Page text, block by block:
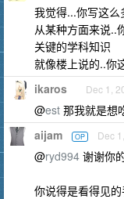
我觉得...你写这
从某种方面来说..
关键的学科知识
就像楼上说的..你
ikaros Dec 1,
@est 那我就是想
aijam OP Dec
@ryd994 谢谢你
你说得是看得见